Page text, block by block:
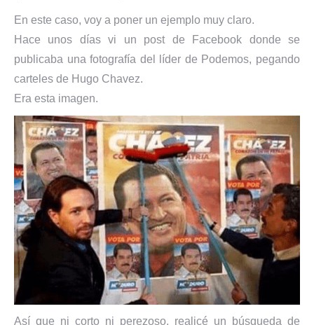
En este caso, voy a poner un ejemplo muy claro.
Hace unos días vi un post de Facebook donde se
publicaba una fotografía del líder de Podemos, pegando
carteles de Hugo Chavez.
Era esta imagen.
Así que ni corto ni perezoso, realicé un búsqueda de